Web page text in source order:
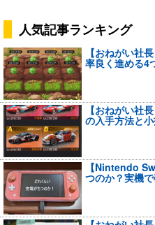
人気記事ランキング
【おねがい社
率良く進める4
【おねがい社
の入手方法と
【Nintendo
つのか？実機で